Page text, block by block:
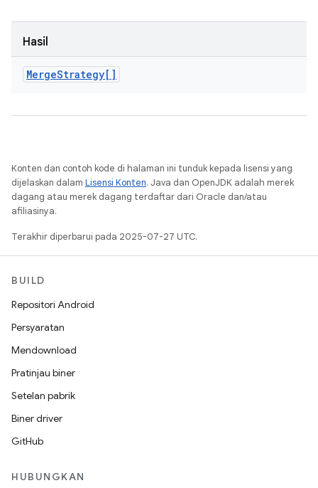
Hasil
MergeStrategy[]
Konten dan contoh kode di halaman ini tunduk kepada lisensi yang
dijelaskan dalam Lisensi Konten. Java dan OpenJDK adalah merek
dagang atau merek dagang terdaftar dari Oracle dan/atau
afiliasinya.
Terakhir diperbarui pada 2025-07-27 UTC.
BUILD
Repositori Android
Persyaratan
Mendownload
Pratinjau biner
Setelan pabrik
Biner driver
GitHub
HUBUNGKAN